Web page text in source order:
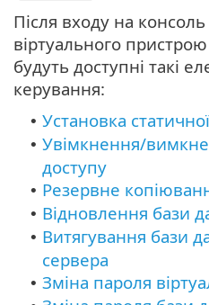
Після входу на
віртуального пристрою
будуть доступні такі
керування:
• Установка
• Увімкнення/
доступу
• Резервне
• Відновлення бази
• Витягування бази
сервера
• Зміна пароля